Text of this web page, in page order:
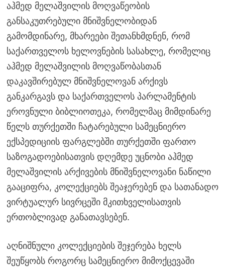
აჰმედ მელაშვილის მოღვაწეობის
განსაკუთრებული მნიშვნელობიდან
გამომდინარე, მხარეები შეთანხმდნენ, რომ
საქართველოს ხელოვნების სასახლე, რომელიც
აჰმედ მელაშვილის მოღვაწობასთან
დაკავშირებულ მნიშვნელოვან არქივს
განკარგავს და საქართველოს პარლამენტის
ეროვნული ბიბლიოთეკა, რომელმაც მიმდინარე
წელს თურქეთში ჩატარებული სამეცნიერო
ექსპედიციის ფარგლებში თურქეთში ფართო
საზოგადოებისათვის დღემდე უცნობი აჰმედ
მელაშვილის არქივების მნიშვნელოვანი ნაწილი
გააციფრა, კოლექციებს შეაჯერებენ და სათანადო
ვირტუალურ სივრცეში მკითხველისათვის
ერთობლივად განათავსებენ.
აღნიშნული კოლექციების შეჯერება ხელს
შეუწყობს როგორც სამეცნიერო მიმოქცევაში